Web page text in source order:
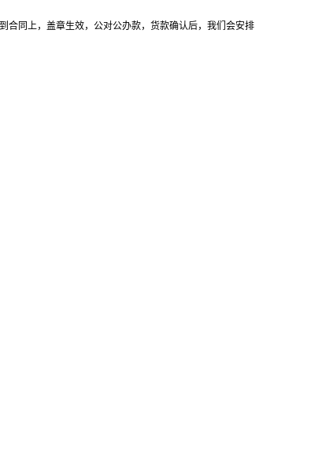
合同上，盖章生效，公对公办款，货款确认后，我们会安排